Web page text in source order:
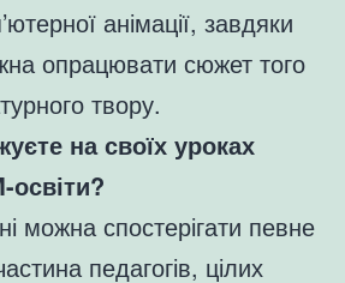
анімації, завдяки
опрацювати сюжет того
твору.
на своїх уроках
освіти?
можна спостерігати певне
педагогів, цілих